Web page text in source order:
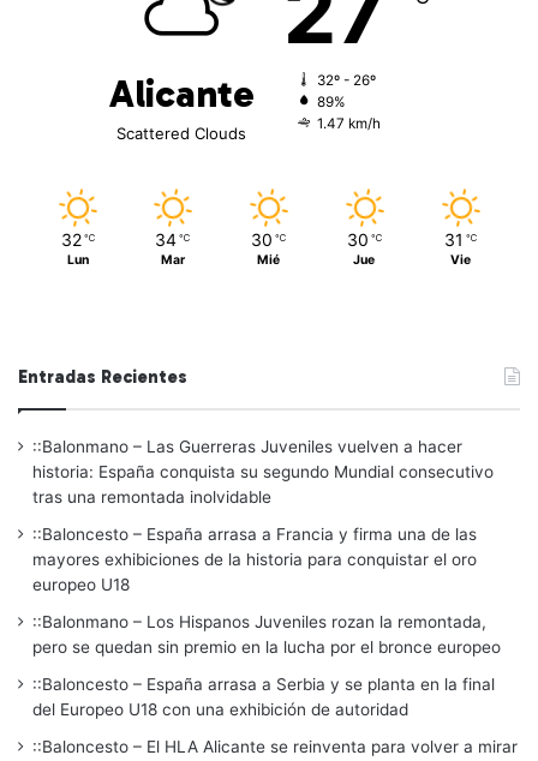
Alicante
Scattered Clouds
32º - 26º
89%
1.47 km/h
32 ℃
Lun
34 ℃
Mar
30 ℃
Mié
30 ℃
Jue
31 ℃
Vie
Entradas Recientes
::Balonmano – Las Guerreras Juveniles vuelven a hacer
historia: España conquista su segundo Mundial consecutivo
tras una remontada inolvidable
::Baloncesto – España arrasa a Francia y firma una de las
mayores exhibiciones de la historia para conquistar el oro
europeo U18
::Balonmano – Los Hispanos Juveniles rozan la remontada,
pero se quedan sin premio en la lucha por el bronce europeo
::Baloncesto – España arrasa a Serbia y se planta en la final
del Europeo U18 con una exhibición de autoridad
::Baloncesto – El HLA Alicante se reinventa para volver a mirar